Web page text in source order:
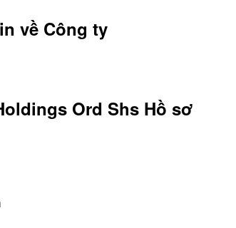
về Công ty
Ord Shs Hồ sơ